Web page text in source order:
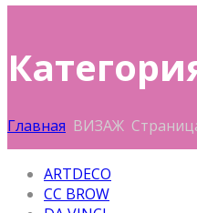
Главная ВИЗАЖ
ARTDECO
CC BROW